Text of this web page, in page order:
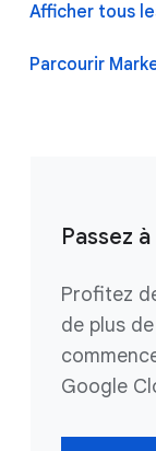
Afficher tous
Parcourir
Passez
Profitez
de plus
Google